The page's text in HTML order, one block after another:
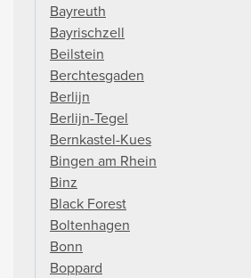
Bayreuth
Bayrischzell
Beilstein
Berchtesgaden
Berlijn
Berlijn-Tegel
Bernkastel-Kues
Bingen am Rhein
Binz
Black Forest
Boltenhagen
Bonn
Boppard